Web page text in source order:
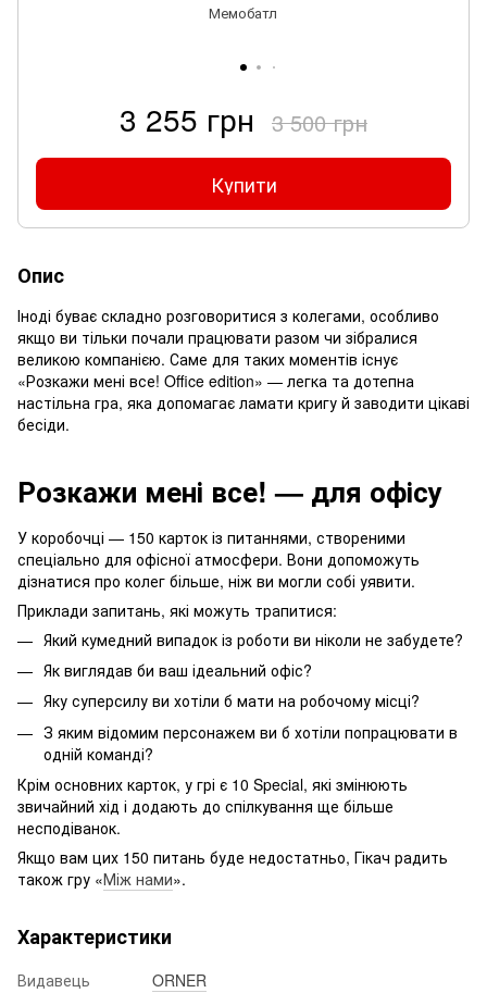
Мемобатл
3 255 грн 3 500 грн
Купити
Опис
Іноді буває складно розговоритися з колегами, особливо
якщо ви тільки почали працювати разом чи зібралися
великою компанією. Саме для таких моментів існує
«Розкажи мені все! Office edition» — легка та дотепна
настільна гра, яка допомагає ламати кригу й заводити цікаві
бесіди.
Розкажи мені все! — для офісу
У коробочці — 150 карток із питаннями, створеними
спеціально для офісної атмосфери. Вони допоможуть
дізнатися про колег більше, ніж ви могли собі уявити.
Приклади запитань, які можуть трапитися:
Який кумедний випадок із роботи ви ніколи не забудете?
Як виглядав би ваш ідеальний офіс?
Яку суперсилу ви хотіли б мати на робочому місці?
З яким відомим персонажем ви б хотіли попрацювати в
одній команді?
Крім основних карток, у грі є 10 Special, які змінюють
звичайний хід і додають до спілкування ще більше
несподіванок.
Якщо вам цих 150 питань буде недостатньо, Гікач радить
також гру «Між нами».
Характеристики
Видавець
ORNER